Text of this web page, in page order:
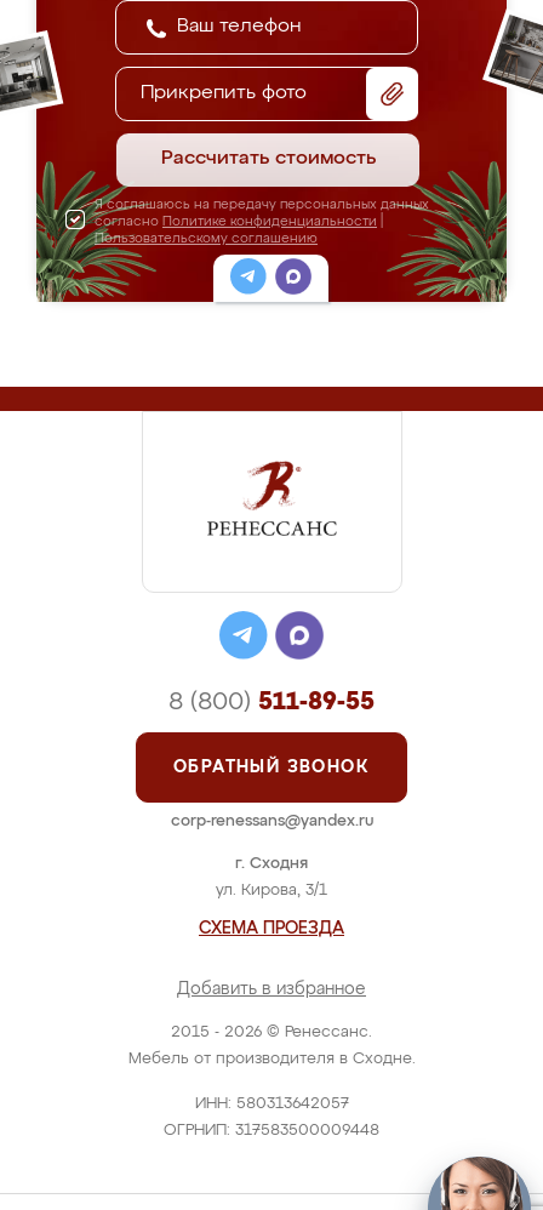
Прикрепить фото
Рассчитать стоимость
Я соглашаюсь на передачу персональных данных
согласно Политике конфиденциальности
Пользовательскому соглашению
2015 - 2026 © Ренессанс.
Мебель от производителя в Сходне.
ИНН: 580313642057
ОГРНИП: 317583500009448
г. Сходня
ул. Кирова, 3/1
СХЕМА ПРОЕЗДА
Добавить в избранное
8 (800) 511-89-55
ОБРАТНЫЙ ЗВОНОК
corp-renessans@yandex.ru